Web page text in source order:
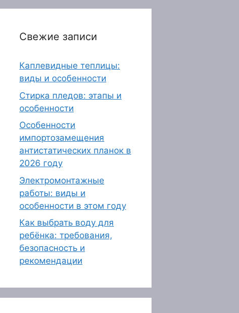
Свежие записи
Каплевидные теплицы:
виды и особенности
Стирка пледов: этапы и
особенности
Особенности
импортозамещения
антистатических планок в
2026 году
Электромонтажные
работы: виды и
особенности в этом году
Как выбрать воду для
ребёнка: требования,
безопасность и
рекомендации